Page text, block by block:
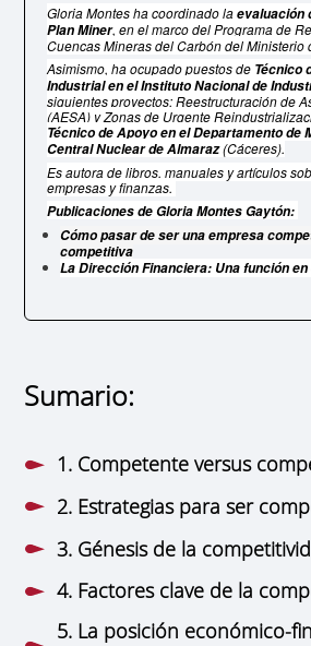
Gloria Montes ha coordinado laevaluación
Plan Miner, en el marco del Programa de
Cuencas Mineras del Carbón del Ministerio
Asimismo, ha ocupado puestos de Técnico
Industrial en el Instituto Nacional de
siguientes proyectos: Reestructuración de
(AESA) y Zonas de Urgente
Técnico de Apoyo en el Departamento de
Central Nuclear de Almaraz(Cáceres).
Es autora de libros, manuales y artículos
empresas y finanzas.
Publicaciones de Gloria Montes Gaytón:
Cómo pasar de ser una empresa
competitiva
La Dirección Financiera: Una función
Sumario:
1. Competente versus
2. Estrategias para ser
3. Génesis de la
4. Factores clave de la
5. La posición económico-